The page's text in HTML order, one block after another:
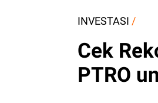
INVESTASI /
Cek
PTRO